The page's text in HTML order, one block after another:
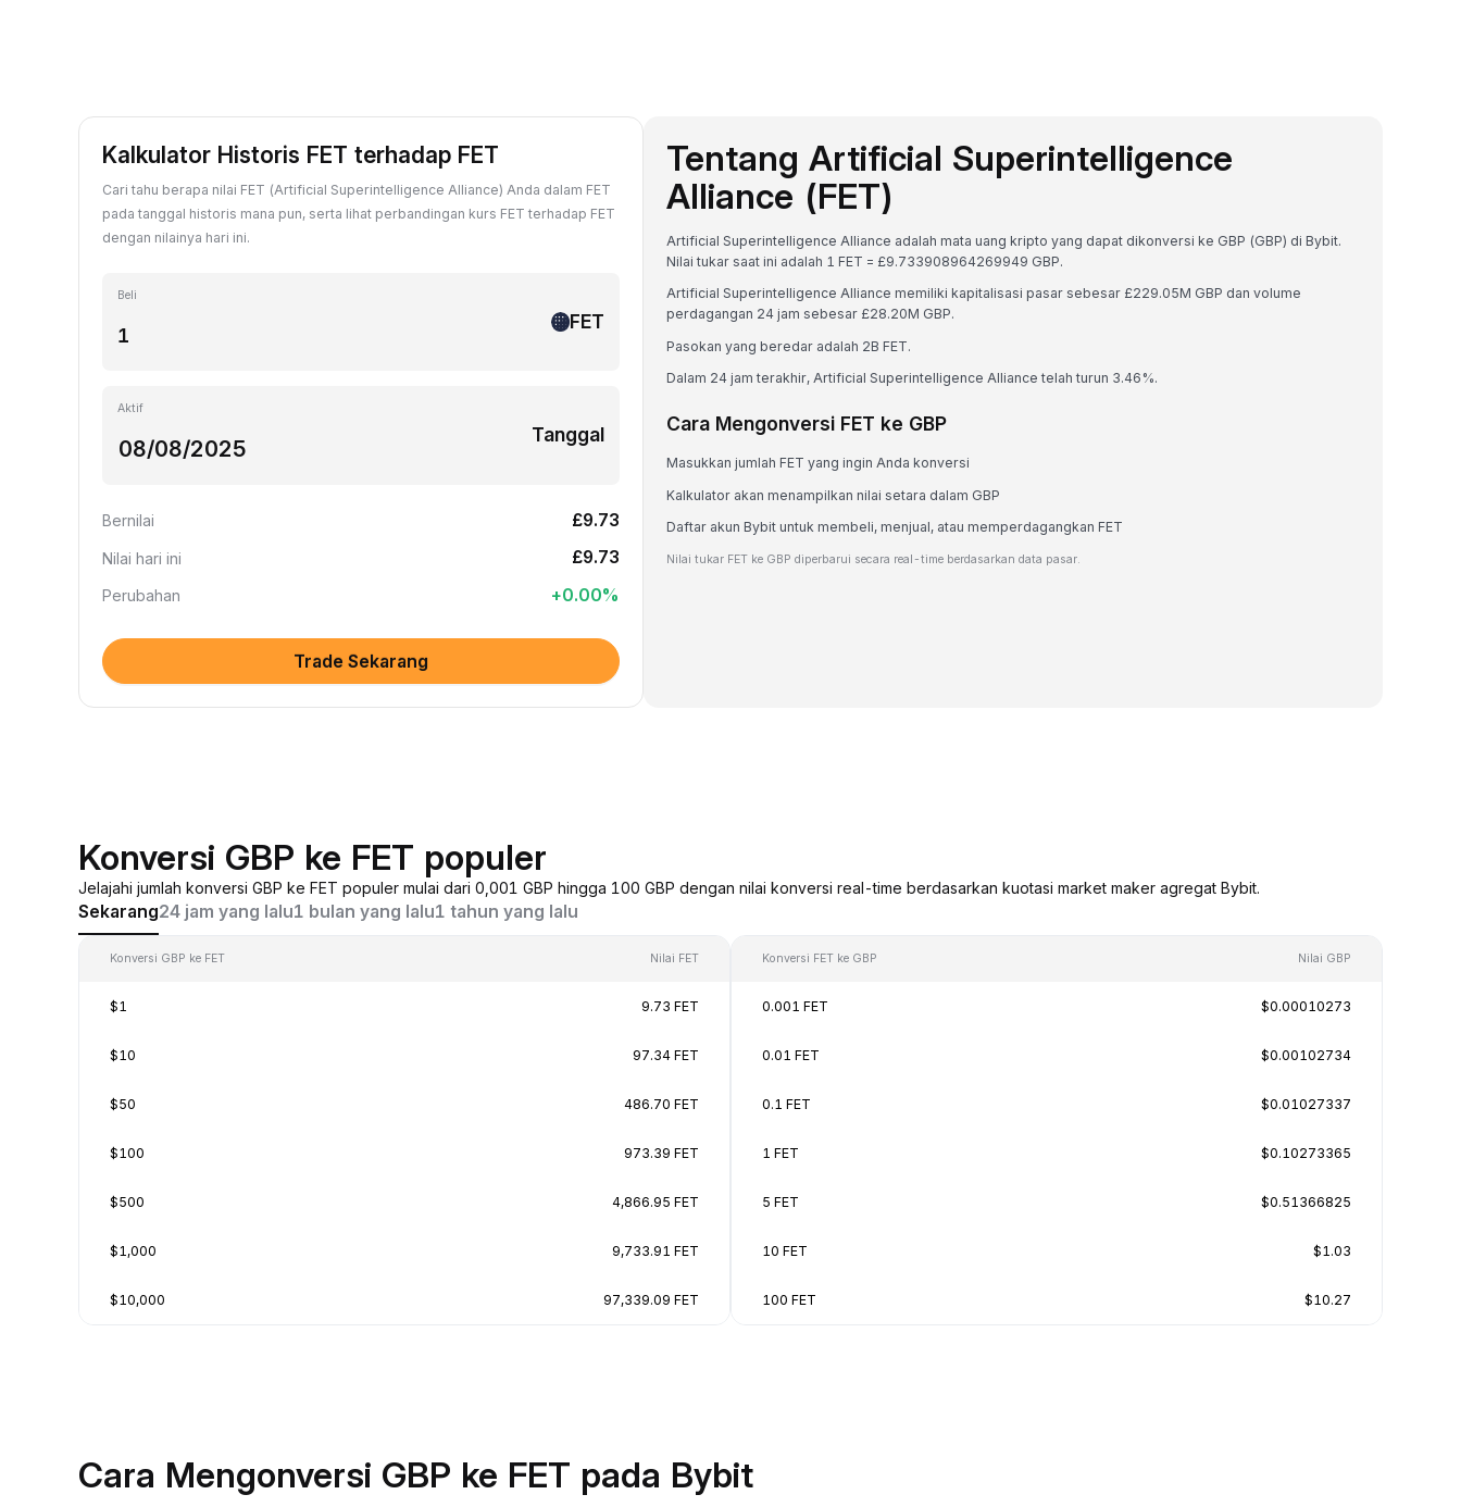
Kalkulator Historis FET terhadap FET
Cari tahu berapa nilai FET (Artificial Superintelligence Alliance) Anda dalam FET
pada tanggal historis mana pun, serta lihat perbandingan kurs FET terhadap FET
dengan nilainya hari ini.
Beli
FET
Aktif
Tanggal
Bernilai £9.73
Nilai hari ini £9.73
Perubahan +0.00%
Trade Sekarang
Tentang Artificial Superintelligence
Alliance (FET)
Artificial Superintelligence Alliance adalah mata uang kripto yang dapat dikonversi ke GBP (GBP) di Bybit.
Nilai tukar saat ini adalah 1 FET = £9.733908964269949 GBP.
Artificial Superintelligence Alliance memiliki kapitalisasi pasar sebesar £229.05M GBP dan volume
perdagangan 24 jam sebesar £28.20M GBP.
Pasokan yang beredar adalah 2B FET.
Dalam 24 jam terakhir, Artificial Superintelligence Alliance telah turun 3.46%.
Cara Mengonversi FET ke GBP
Masukkan jumlah FET yang ingin Anda konversi
Kalkulator akan menampilkan nilai setara dalam GBP
Daftar akun Bybit untuk membeli, menjual, atau memperdagangkan FET
Nilai tukar FET ke GBP diperbarui secara real-time berdasarkan data pasar.
Konversi GBP ke FET populer
Jelajahi jumlah konversi GBP ke FET populer mulai dari 0,001 GBP hingga 100 GBP dengan nilai konversi real-time berdasarkan kuotasi market maker agregat Bybit.
Sekarang24 jam yang lalu1 bulan yang lalu1 tahun yang lalu
Konversi GBP ke FET Nilai FET
$1 9.73 FET
$10 97.34 FET
$50 486.70 FET
$100 973.39 FET
$500 4,866.95 FET
$1,000 9,733.91 FET
$10,000 97,339.09 FET
Konversi FET ke GBP Nilai GBP
0.001 FET $0.00010273
0.01 FET $0.00102734
0.1 FET $0.01027337
1 FET $0.10273365
5 FET $0.51366825
10 FET $1.03
100 FET $10.27
Cara Mengonversi GBP ke FET pada Bybit